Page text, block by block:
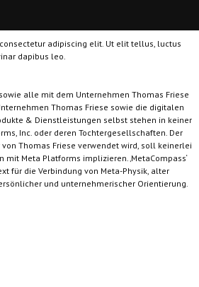
adipiscing elit. Ut elit tellus, luctus
dapibus leo.
alle mit dem Unternehmen Thomas Friese
Thomas Friese sowie die digitalen
& Dienstleistungen selbst stehen in keiner
Inc. oder deren Tochtergesellschaften. Der
von Thomas Friese verwendet wird, soll keinerlei
mit Meta Platforms implizieren. ‚MetaCompass‘
für die Verbindung von Meta-Physik, alter
und unternehmerischer Orientierung.